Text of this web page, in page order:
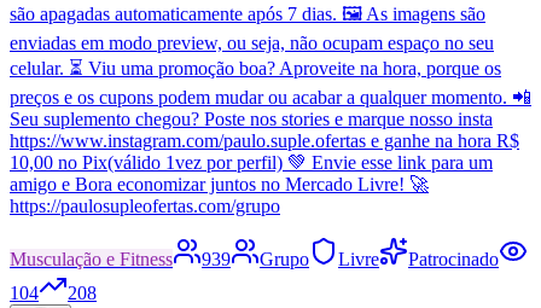
são apagadas automaticamente após 7 dias. 🖼️ As imagens são
enviadas em modo preview, ou seja, não ocupam espaço no seu
celular. ⏳ Viu uma promoção boa? Aproveite na hora, porque os
preços e os cupons podem mudar ou acabar a qualquer momento. 📲
Seu suplemento chegou? Poste nos stories e marque nosso insta
https://www.instagram.com/paulo.suple.ofertas e ganhe na hora R$
10,00 no Pix(válido 1vez por perfil) 💚 Envie esse link para um
amigo e Bora economizar juntos no Mercado Livre! 🚀
https://paulosupleofertas.com/grupo
Musculação e Fitness 939 Grupo Livre
Patrocinado
104
208